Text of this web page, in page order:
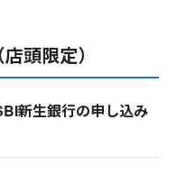
頭限定）
新生銀行の申し込み